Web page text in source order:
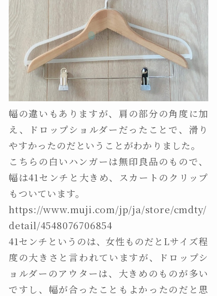
幅の違いもありますが、肩の部分の角度に加
え、ドロップショルダーだったことで、滑り
やすかったのだということがわかりました。
こちらの白いハンガーは無印良品のもので、
幅は41センチと大きめ、スカートのクリップ
もついています。
https://www.muji.com/jp/ja/store/cmdty/
detail/4548076706854
41センチというのは、女性ものだとLサイズ程
度の大きさと言われていますが、ドロップシ
ョルダーのアウターは、大きめのものが多い
ですし、幅が合ったこともよかったのだと思